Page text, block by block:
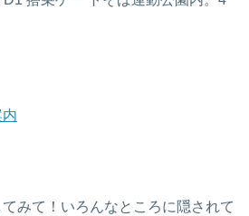
内
みて！いろんなところに隠されて